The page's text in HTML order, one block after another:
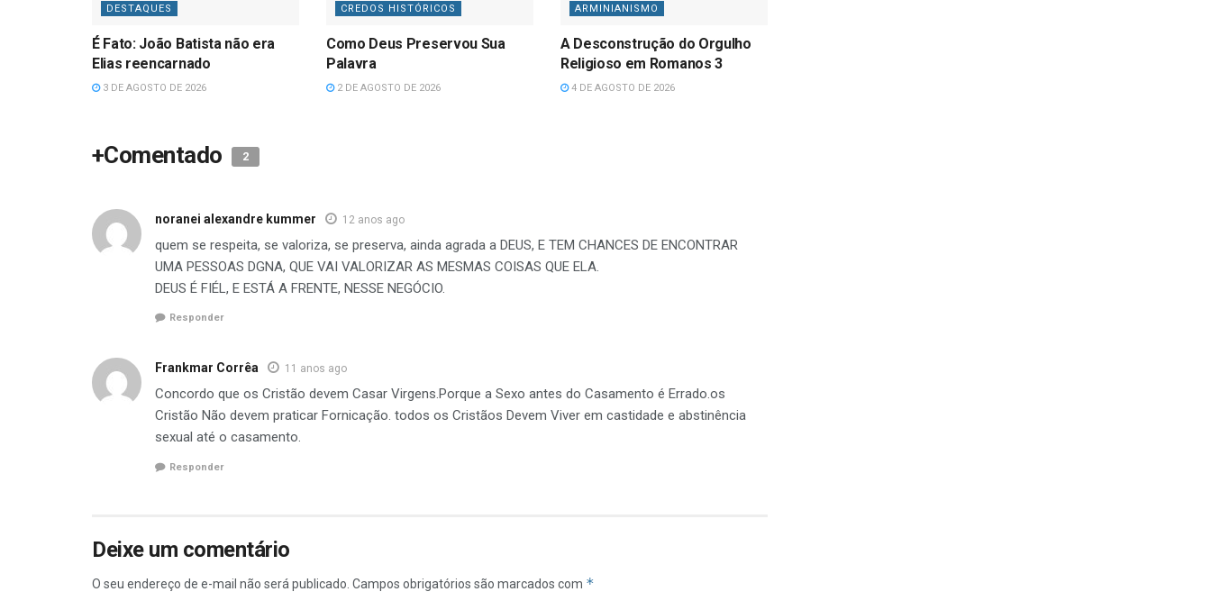
DESTAQUES
É Fato: João Batista não era
Elias reencarnado
3 DE AGOSTO DE 2026
CREDOS HISTÓRICOS
Como Deus Preservou Sua
Palavra
2 DE AGOSTO DE 2026
ARMINIANISMO
A Desconstrução do Orgulho
Religioso em Romanos 3
4 DE AGOSTO DE 2026
+Comentado 2
noranei alexandre kummer 12 anos ago
quem se respeita, se valoriza, se preserva, ainda agrada a DEUS, E TEM CHANCES DE ENCONTRAR
UMA PESSOAS DGNA, QUE VAI VALORIZAR AS MESMAS COISAS QUE ELA.
DEUS É FIÉL, E ESTÁ A FRENTE, NESSE NEGÓCIO.
Responder
Frankmar Corrêa 11 anos ago
Concordo que os Cristão devem Casar Virgens.Porque a Sexo antes do Casamento é Errado.os
Cristão Não devem praticar Fornicação. todos os Cristãos Devem Viver em castidade e abstinência
sexual até o casamento.
Responder
Deixe um comentário
O seu endereço de e-mail não será publicado. Campos obrigatórios são marcados com *